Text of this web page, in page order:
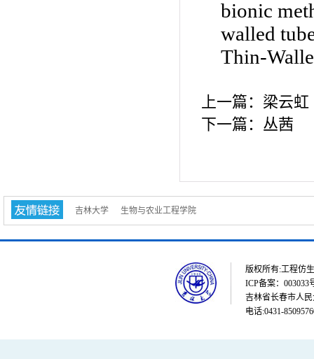
bionic
walled
Thin-
上一篇： 梁云虹
下一篇： 丛茜
吉林大学 生物与农业工程学院
版权所有:工程仿
ICP备案：003033
吉林省长春市人
电话:0431-